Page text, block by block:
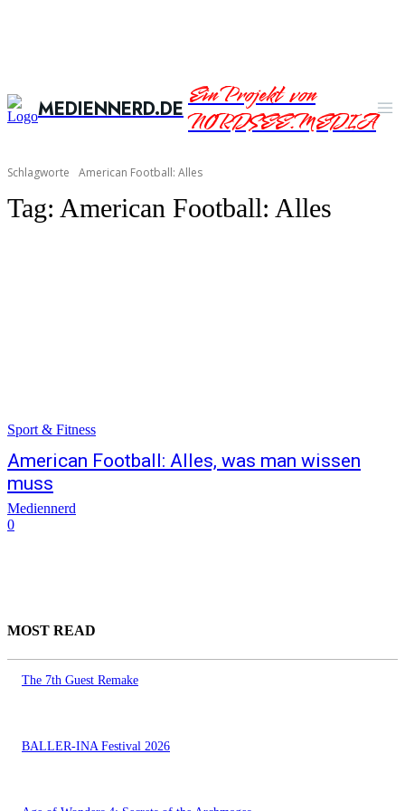
MEDIENNERD.DEEin Projekt von
NORDSEE.MEDIA
Schlagworte American Football: Alles
Tag: American Football: Alles
Sport & Fitness
American Football: Alles, was man wissen
muss
Mediennerd
0
MOST READ
The 7th Guest Remake
BALLER-INA Festival 2026